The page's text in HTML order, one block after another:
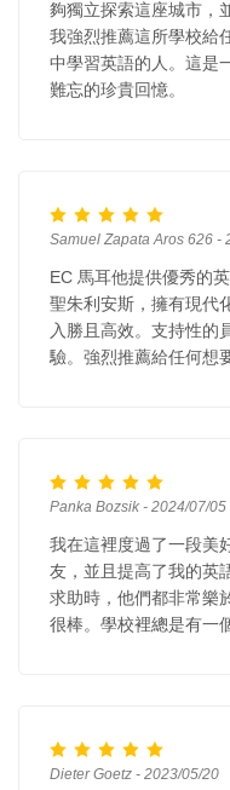
夠獨立探索這座城市，
我強烈推薦這所學校給
中學習英語的人。這是
難忘的珍貴回憶。
Samuel Zapata Aros 626 -
EC 馬耳他提供優秀的
聖朱利安斯，擁有現代
入勝且高效。支持性的
驗。強烈推薦給任何想
Panka Bozsik - 2024/07/05
我在這裡度過了一段美
友，並且提高了我的英
求助時，他們都非常樂
很棒。學校裡總是有一
Dieter Goetz - 2023/05/20